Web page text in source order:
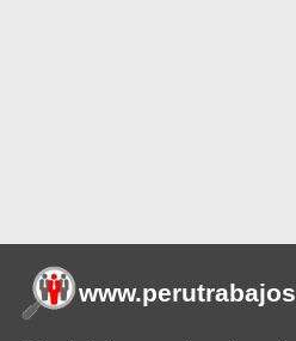
www.perutrabajos